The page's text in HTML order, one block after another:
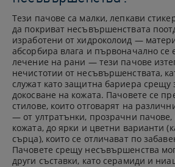
Тези пачове са малки, лепкави
да покриват несъвършенствата
изработени от хидроколоид —
абсорбира влага и първоначално се
лечение на рани — тези пачове
нечистотии от несъвършенствата,
служат като защитна бариера
докосване на кожата. Пачовете се
стилове, които отговарят на
— от ултратънки, прозрачни пачове,
кожата, до ярки и цветни варианти
сърца), които се отличават по
Пачовете срещу несъвършенства
други съставки, като серамиди и